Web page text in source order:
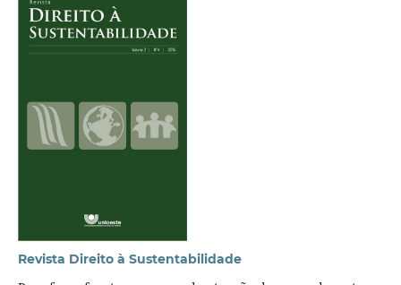
Revista Direito à Sustentabilidade